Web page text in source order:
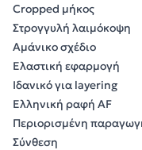
Cropped μήκος
Στρογγυλή λαιμόκοψη
Αμάνικο σχέδιο
Ελαστική εφαρμογή
Ιδανικό για layering
Ελληνική ραφή AF
Περιορισμένη
Σύνθεση